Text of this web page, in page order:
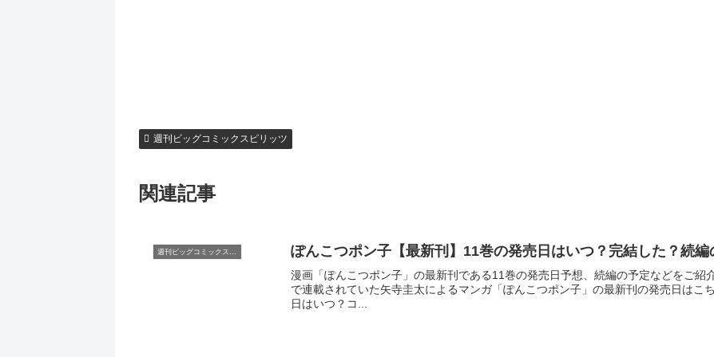
週刊ビッグコミックスピリッツ
関連記事
ぽんこつポン子【最新刊】11巻の発売日はいつ？完結した？続編
漫画「ぽんこつポン子」の最新刊である11巻の発売日予想、続編の予定などをご紹
で連載されていた矢寺圭太によるマンガ「ぽんこつポン子」の最新刊の発売日はこ
日はいつ？コ...